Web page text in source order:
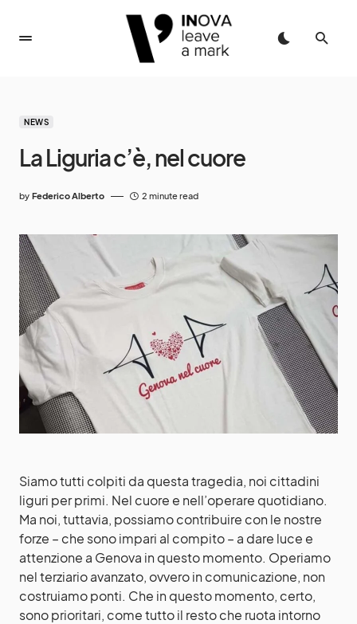
NEWS
La Liguria c’è, nel cuore
by Federico Alberto 2 minute read
Siamo tutti colpiti da questa tragedia, noi cittadini
liguri per primi. Nel cuore e nell’operare quotidiano.
Ma noi, tuttavia, possiamo contribuire con le nostre
forze – che sono impari al compito – a dare luce e
attenzione a Genova in questo momento. Operiamo
nel terziario avanzato, ovvero in comunicazione, non
costruiamo ponti. Che in questo momento, certo,
sono prioritari, come tutto il resto che ruota intorno